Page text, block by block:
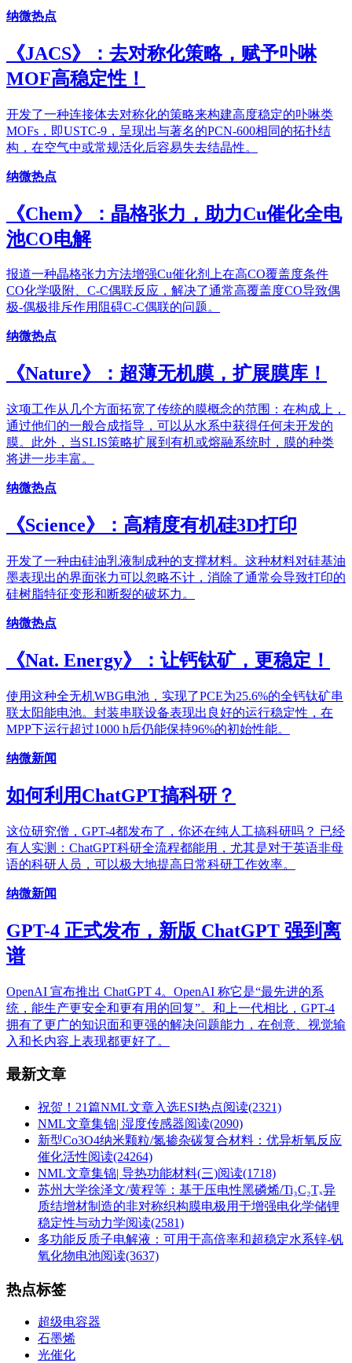
纳微热点
《JACS》：去对称化策略，赋予卟啉
MOF高稳定性！
开发了一种连接体去对称化的策略来构建高度稳定的卟啉类
MOFs，即USTC-9，呈现出与著名的PCN-600相同的拓扑结
构，在空气中或常规活化后容易失去结晶性。
纳微热点
《Chem》：晶格张力，助力Cu催化全电
池CO电解
报道一种晶格张力方法增强Cu催化剂上在高CO覆盖度条件
CO化学吸附、C-C偶联反应，解决了通常高覆盖度CO导致偶
极-偶极排斥作用阻碍C-C偶联的问题。
纳微热点
《Nature》：超薄无机膜，扩展膜库！
这项工作从几个方面拓宽了传统的膜概念的范围：在构成上，
通过他们的一般合成指导，可以从水系中获得任何未开发的
膜。此外，当SLIS策略扩展到有机或熔融系统时，膜的种类
将进一步丰富。
纳微热点
《Science》：高精度有机硅3D打印
开发了一种由硅油乳液制成种的支撑材料。这种材料对硅基油
墨表现出的界面张力可以忽略不计，消除了通常会导致打印的
硅树脂特征变形和断裂的破坏力。
纳微热点
《Nat. Energy》：让钙钛矿，更稳定！
使用这种全无机WBG电池，实现了PCE为25.6%的全钙钛矿串
联太阳能电池。封装串联设备表现出良好的运行稳定性，在
MPP下运行超过1000 h后仍能保持96%的初始性能。
纳微新闻
如何利用ChatGPT搞科研？
这位研究僧，GPT-4都发布了，你还在纯人工搞科研吗？ 已经
有人实测：ChatGPT科研全流程都能用，尤其是对于英语非母
语的科研人员，可以极大地提高日常科研工作效率。
纳微新闻
GPT-4 正式发布，新版 ChatGPT 强到离
谱
OpenAI 宣布推出 ChatGPT 4。OpenAI 称它是“最先进的系
统，能生产更安全和更有用的回复”。和上一代相比，GPT-4
拥有了更广的知识面和更强的解决问题能力，在创意、视觉输
入和长内容上表现都更好了。
最新文章
祝贺！21篇NML文章入选ESI热点阅读(2321)
NML文章集锦| 湿度传感器阅读(2090)
新型Co3O4纳米颗粒/氮掺杂碳复合材料：优异析氧反应
催化活性阅读(24264)
NML文章集锦| 导热功能材料(三)阅读(1718)
苏州大学徐泽文/黄程等：基于压电性黑磷烯/Ti₃C₂Tₓ异
质结增材制造的非对称织构膜电极用于增强电化学储锂
稳定性与动力学阅读(2581)
多功能反质子电解液：可用于高倍率和超稳定水系锌-钒
氧化物电池阅读(3637)
热点标签
超级电容器
石墨烯
光催化